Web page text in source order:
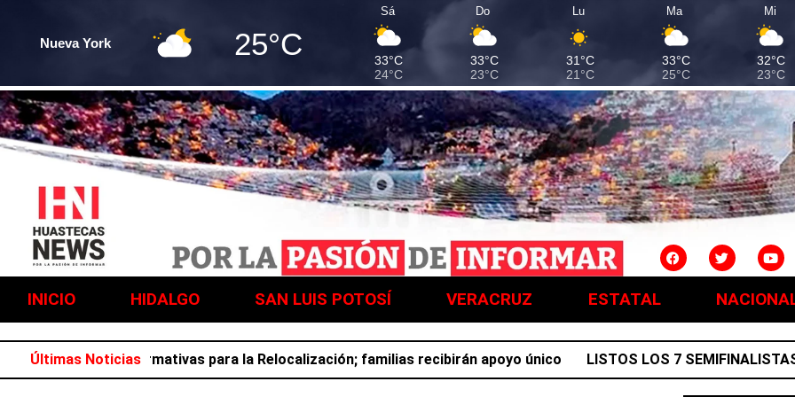
Nueva York 25°C
Sá
33°C
24°C
Do
33°C
23°C
Lu
31°C
21°C
Ma
33°C
25°C
Mi
32°C
23°C
INICIO HIDALGO SAN LUIS POTOSÍ VERACRUZ ESTATAL
Últimas Noticias
Asambleas Informativas para la Relocalización; familias recibirán apoyo único LISTOS LOS 7 SEMIFINALISTAS